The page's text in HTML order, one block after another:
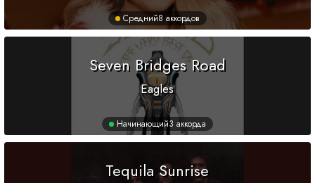
Средний8 аккордов
Seven Bridges Road
Eagles
Начинающий3 аккорда
Tequila Sunrise